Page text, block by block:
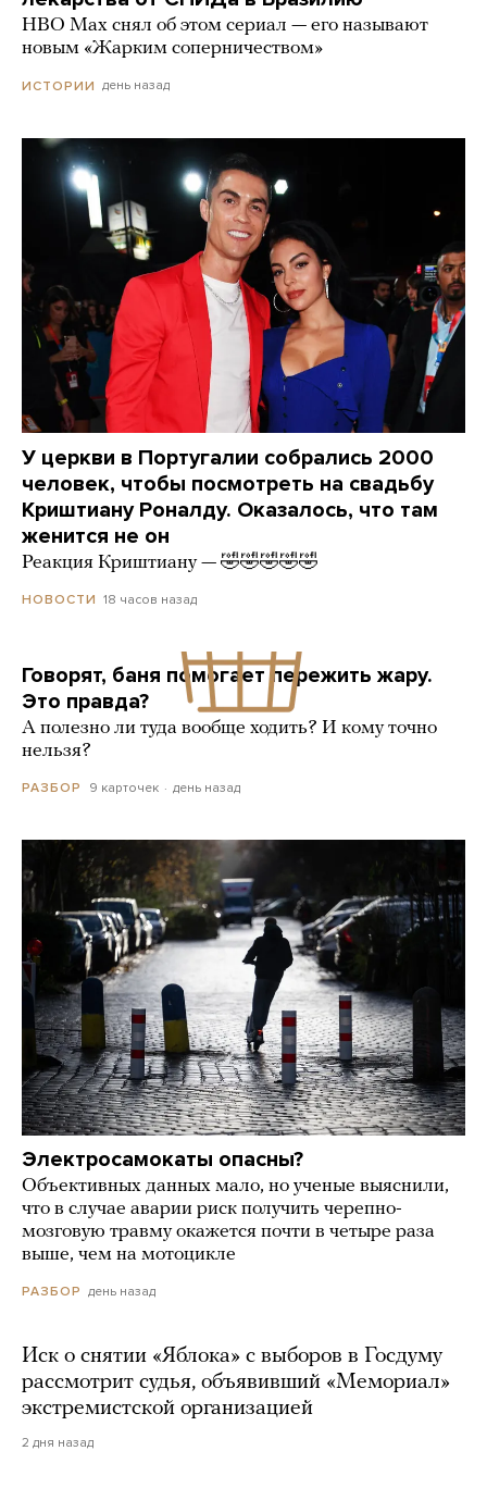
HBO Max снял об этом сериал — его называют
новым «Жарким соперничеством»
ИСТОРИИ день назад
У церкви в Португалии собрались 2000
человек, чтобы посмотреть на свадьбу
Криштиану Роналду. Оказалось, что там
женится не он
Реакция Криштиану — 🤣🤣🤣🤣🤣
НОВОСТИ 18 часов назад
Говорят, баня помогает пережить жару.
Это правда?
А полезно ли туда вообще ходить? И кому точно
нельзя?
РАЗБОР 9 карточек день назад
Электросамокаты опасны?
Объективных данных мало, но ученые выяснили,
что в случае аварии риск получить черепно-
мозговую травму окажется почти в четыре раза
выше, чем на мотоцикле
РАЗБОР день назад
Иск о снятии «Яблока» с выборов в Госдуму
рассмотрит судья, объявивший «Мемориал»
экстремистской организацией
2 дня назад